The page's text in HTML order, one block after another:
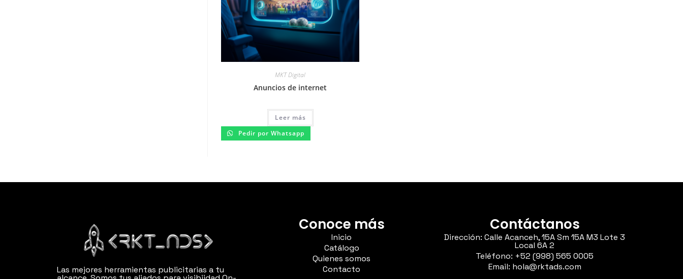
MKT Digital
Anuncios de internet
Leer más
Pedir por Whatsapp
Las mejores herramientas publicitarias a tu
Conoce más
Inicio
Catálogo
Quienes somos
Contacto
Contáctanos
Dirección: Calle Acanceh, 15A Sm 15A M3 Lote 3
Local 6A 2
Teléfono: +52 (998) 565 0005
Email: hola@rktads.com